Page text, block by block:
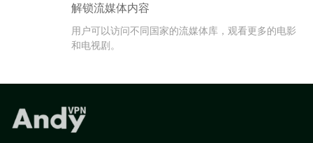
解锁流媒体内容
用户可以访问不同国家的流媒体库，观看更多的电影
和电视剧。